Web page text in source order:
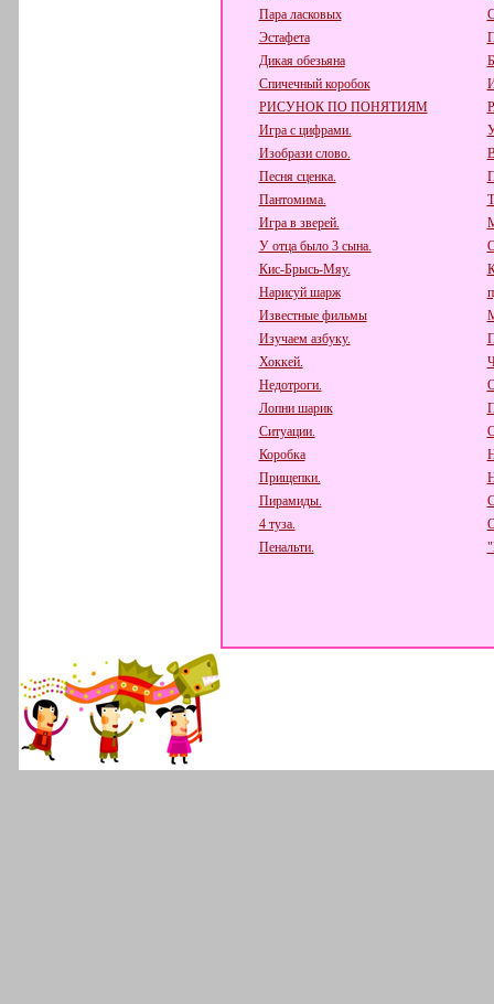
Пара ласковых
Эстафета
Дикая обезьяна
Спичечный коробок
РИСУНОК ПО ПОНЯТИЯМ
Игра с цифрами.
Изобрази слово.
Песня сценка.
Пантомима.
Игра в зверей.
У отца было 3 сына.
Кис-Брысь-Мяу.
Нарисуй шарж
Известные фильмы
Изучаем азбуку.
Хоккей.
Недотроги.
Лопни шарик
Ситуации.
Коробка
Прищепки.
Пирамиды.
4 туза.
Пенальти.